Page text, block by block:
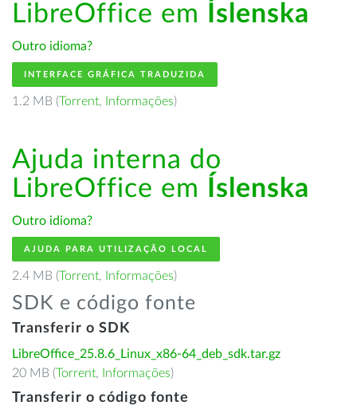
LibreOffice em
Íslenska
Outro idioma?
INTERFACE GRÁFICA TRADUZIDA
1.2 MB (Torrent, Informações)
Ajuda interna do
LibreOffice em
Íslenska
Outro idioma?
AJUDA PARA UTILIZAÇÃO LOCAL
2.4 MB (Torrent, Informações)
SDK e código fonte
Transferir o SDK
LibreOffice_25.8.6_Linux_x86-64_deb_sdk.tar.gz
20 MB (Torrent, Informações)
Transferir o código fonte